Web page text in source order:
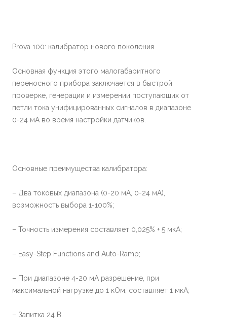
Prova 100: калибратор нового поколения
Основная функция этого малогабаритного
переносного прибора заключается в быстрой
проверке, генерации и измерении поступающих от
петли тока унифицированных сигналов в диапазоне
0-24 мА во время настройки датчиков.
Основные преимущества калибратора:
– Два токовых диапазона (0-20 мА, 0-24 мА),
возможность выбора 1-100%;
– Точность измерения составляет 0,025% + 5 мкА;
– Easy-Step Functions and Auto-Ramp;
– При диапазоне 4-20 мА разрешение, при
максимальной нагрузке до 1 кОм, составляет 1 мкА;
– Запитка 24 В.